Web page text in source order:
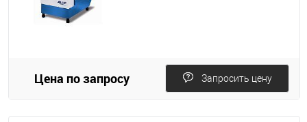
Цена по запросу Запросить цену